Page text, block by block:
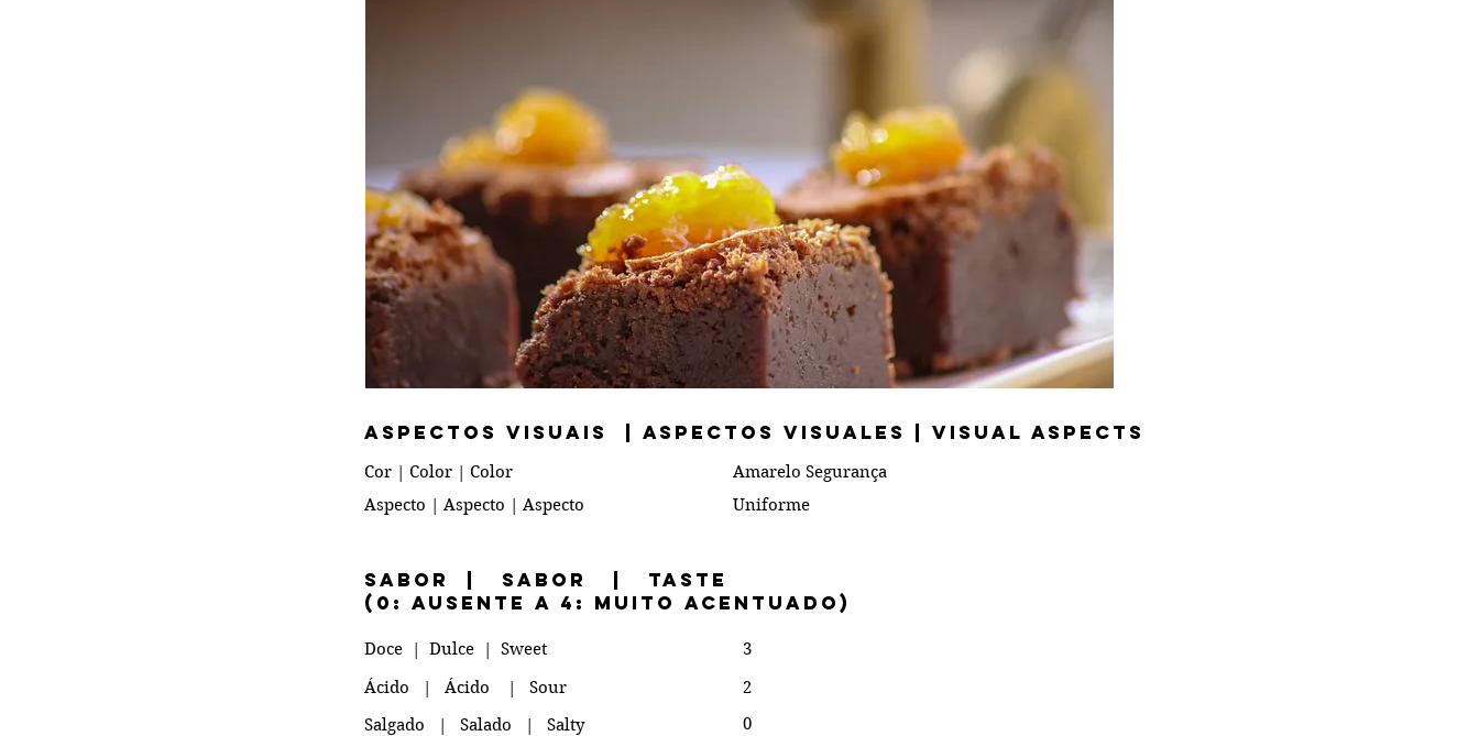
ASPECTOS VISUAIS | Aspectos Visuales | Visual Aspects
Cor | Color | Color
Aspecto | Aspecto | Aspecto
Amarelo Segurança
Uniforme
Sabor | Sabor | TastE
(0: ausente a 4: muito acentuado)
Doce | Dulce | Sweet
Ácido | Ácido | Sour
Salgado | Salado | Salty
3
2
0